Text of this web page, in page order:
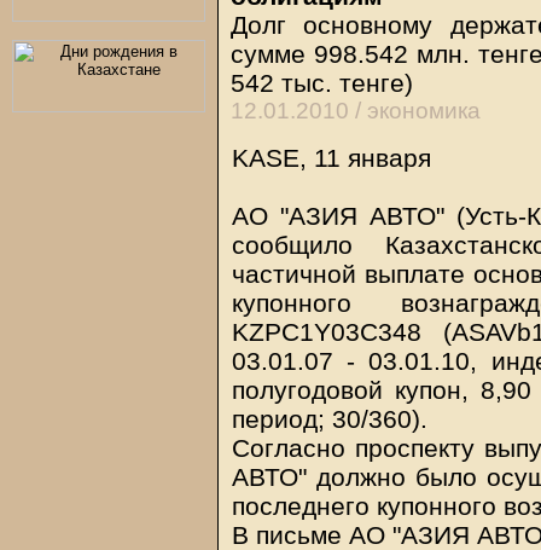
Долг основному
сумме 998.542 млн.
542 тыс. тенге)
12.01.2010 / экономика
KASE, 11 января
АО "АЗИЯ АВТО" (Усть-
сообщило
частичной выплате
купонного
KZPC1Y03C348
03.01.07 - 03.01.10,
полугодовой купон,
период; 30/360).
Согласно проспекту
АВТО" должно было
последнего купонного
В письме АО "АЗИЯ